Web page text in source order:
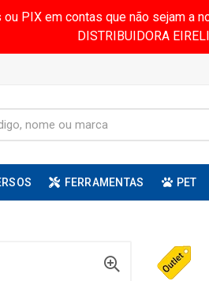
PIX em contas que não sejam a
DISTRIBUIDORA EIRELI
FERRAMENTAS PET